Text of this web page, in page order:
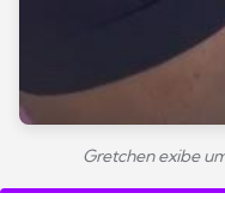
Gretchen exibe